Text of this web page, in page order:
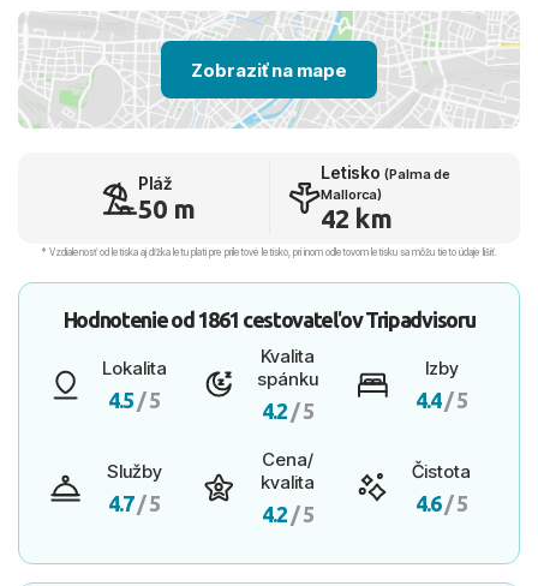
Zobraziť na mape
Pláž
50 m
Letisko (Palma de
Mallorca)
42 km
* Vzdialenosť od letiska aj dľžka letu platí pre príletové letisko, pri inom odletovom letisku sa môžu tieto údaje líšiť.
Hodnotenie od 1861 cestovateľovTripadvisoru
Lokalita
4.5 / 5
Kvalita
spánku
4.2 / 5
Izby
4.4/ 5
Služby
4.7/ 5
Cena/
kvalita
4.2 / 5
Čistota
4.6/ 5